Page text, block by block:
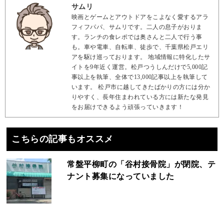
サムリ
映画とゲームとアウトドアをこよなく愛するアラ
フィフパパ、サムリです。二人の息子がおりま
す。ランチの食レポでは奥さんと二人で行う事
も。車や電車、自転車、徒歩で、千葉県松戸エリ
アを駆け巡っております。 地域情報に特化したサ
イトを9年近く運営。松戸つうしんだけで5,000記
事以上を執筆、全体で13,000記事以上を執筆して
います。 松戸市に越してきたばかりの方には分か
りやすく、長年住まわれている方には新たな発見
をお届けできるよう頑張っていきます！
こちらの記事もオススメ
常盤平柳町の「谷村接骨院」が閉院、テ
ナント募集になっていました